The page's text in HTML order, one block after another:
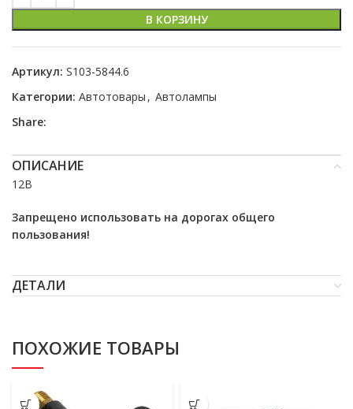
В КОРЗИНУ
Артикул: S103-5844.6
Категории: Автотовары , Автолампы
Share:
ОПИСАНИЕ
12В
Запрещено использовать на дорогах общего
пользования!
ДЕТАЛИ
ПОХОЖИЕ ТОВАРЫ